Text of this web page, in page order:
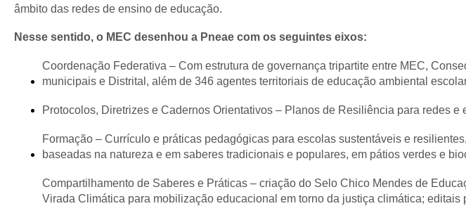
âmbito das redes de ensino de educação.
Nesse sentido, o MEC desenhou a Pneae com os seguintes eixos:
Coordenação Federativa – Com estrutura de governança tripartite entre MEC,
municipais e Distrital, além de 346 agentes territoriais de educação ambiental
Protocolos, Diretrizes e Cadernos Orientativos – Planos de Resiliência para redes e
Formação – Currículo e práticas pedagógicas para escolas sustentáveis e
baseadas na natureza e em saberes tradicionais e populares, em pátios verdes e
Compartilhamento de Saberes e Práticas – criação do Selo Chico Mendes de
Virada Climática para mobilização educacional em torno da justiça climática;